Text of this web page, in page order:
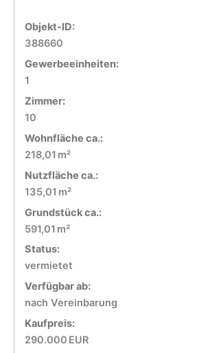
Objekt-ID:
388660
Gewerbeeinheiten:
1
Zimmer:
10
Wohnfläche ca.:
218,01 m²
Nutzfläche ca.:
135,01 m²
Grund­stück ca.:
591,01 m²
Status:
vermietet
Verfügbar ab:
nach Vereinbarung
Kaufpreis:
290.000 EUR